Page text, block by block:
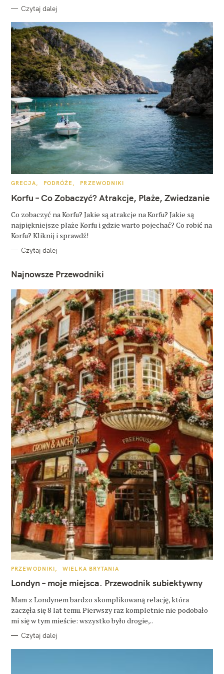
Czytaj dalej
K
T
E
O
R
I
GRECJA PODRÓŻE PRZEWODNIKI
Korfu – Co Zobaczyć? Atrakcje, Plaże, Zwiedzanie
Co zobaczyć na Korfu? Jakie są atrakcje na Korfu? Jakie są
najpiękniejsze plaże Korfu i gdzie warto pojechać? Co robić na
Korfu? Kliknij i sprawdź!
Czytaj dalej
Najnowsze Przewodniki
K
T
E
O
R
I
PRZEWODNIKI WIELKA BRYTANIA
Londyn – moje miejsca. Przewodnik subiektywny
Mam z Londynem bardzo skomplikowaną relację, która
zaczęła się 8 lat temu. Pierwszy raz kompletnie nie podobało
mi się w tym mieście: wszystko było drogie,..
Czytaj dalej